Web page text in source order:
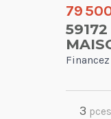
79
3 pces